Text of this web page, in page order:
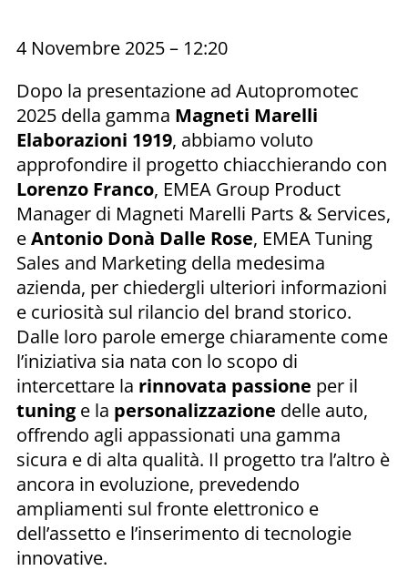
4 Novembre 2025 – 12:20
Dopo la presentazione ad Autopromotec
2025 della gamma Magneti Marelli
Elaborazioni 1919, abbiamo voluto
approfondire il progetto chiacchierando con
Lorenzo Franco, EMEA Group Product
Manager di Magneti Marelli Parts & Services,
eAntonio Donà Dalle Rose, EMEA Tuning
Sales and Marketing della medesima
azienda, per chiedergli ulteriori informazioni
e curiosità sul rilancio del brand storico.
Dalle loro parole emerge chiaramente come
l’iniziativa sia nata con lo scopo di
intercettare la rinnovata passione per il
tuning e la personalizzazione delle auto,
offrendo agli appassionati una gamma
sicura e di alta qualità. Il progetto tra l’altro è
ancora in evoluzione, prevedendo
ampliamenti sul fronte elettronico e
dell’assetto e l’inserimento di tecnologie
innovative.